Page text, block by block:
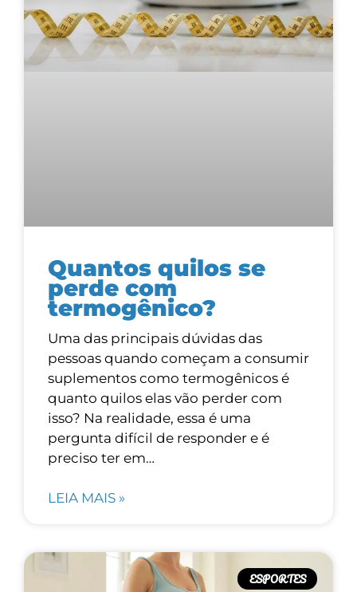
Quantos quilos se
perde com
termogênico?
Uma das principais dúvidas das
pessoas quando começam a consumir
suplementos como termogênicos é
quanto quilos elas vão perder com
isso? Na realidade, essa é uma
pergunta difícil de responder e é
preciso ter em…
LEIA MAIS »
ESPORTES